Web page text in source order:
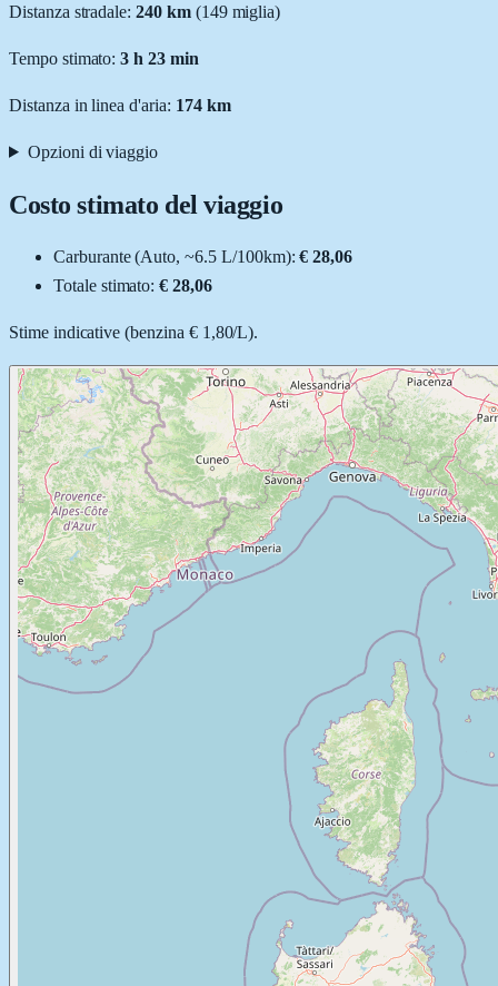
Distanza stradale:240km (149miglia)
Tempo stimato:3 h 23 min
Distanza in linea d'aria: 174km
Opzioni di viaggio
Costo stimato del viaggio
Carburante (Auto, ~6.5 L/100km): € 28,06
Totale stimato:€ 28,06
Stime indicative (benzina € 1,80/L).